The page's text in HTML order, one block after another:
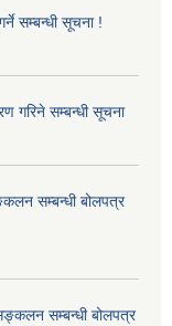
सम्बन्धी सूचना !
गरिने सम्बन्धी सूचना
सम्बन्धी बोलपत्र
सम्बन्धी बोलपत्र